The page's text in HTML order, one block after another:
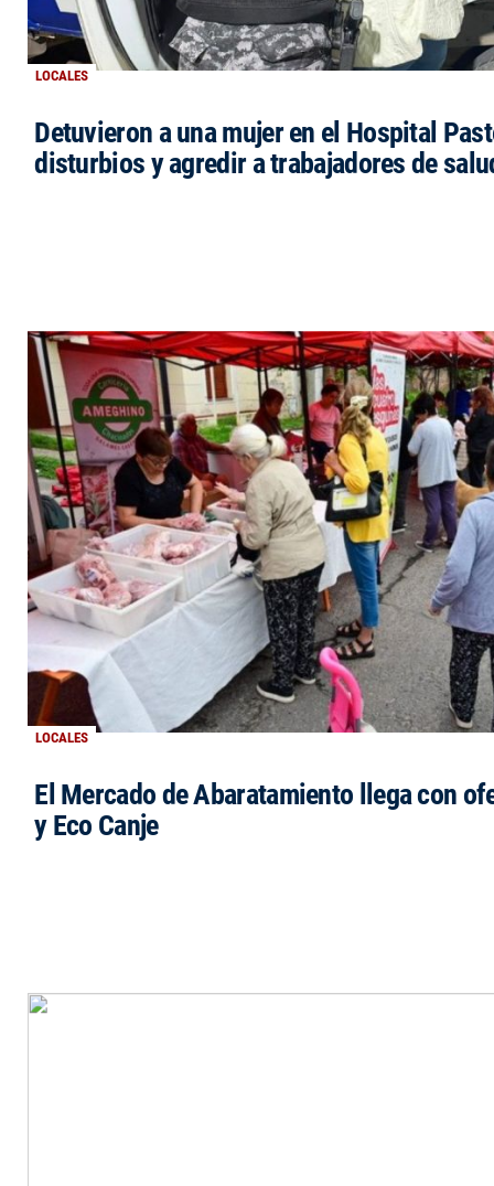
LOCALES
Detuvieron a una mujer en el Hospital
disturbios y agredir a trabajadores de
LOCALES
El Mercado de Abaratamiento llega con
y Eco Canje